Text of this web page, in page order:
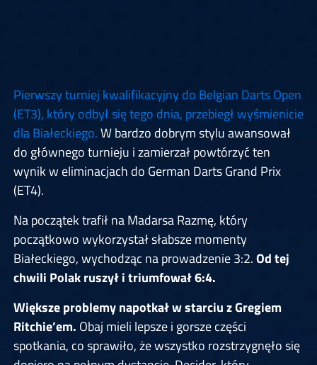
Pierwszy turniej kwalifikacyjny do Belgian Darts Open
(ET3), który odbył się tego dnia, przebiegł wyśmienicie
dla Białeckiego.W bardzo dobrym stylu awansował
do głównego turnieju i zamierzał powtórzyć ten
wynik w eliminacjach do German Darts Grand Prix
(ET4).
Na początek trafił na Madarsa Razmę, który
początkowo wykorzystał słabsze momenty
Białeckiego, wychodząc na prowadzenie 3:2.Od tej
chwili Polak ruszył i triumfował 6:4.
Większe problemy napotkał w starciu z Gregiem
Ritchie’em. Obaj mieli lepsze i gorsze części
spotkania, co sprawiło, że wszystko rozstrzygnęło się